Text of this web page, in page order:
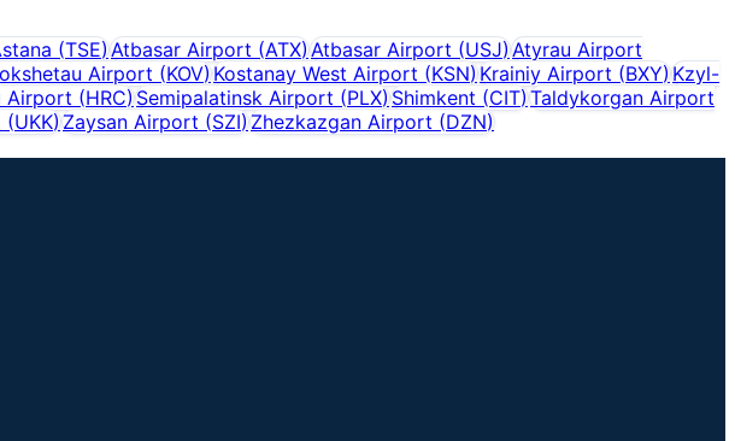
(TSE)Atbasar Airport (ATX)Atbasar Airport (USJ)Atyrau Airport
Airport (KOV) Kostanay West Airport (KSN) Krainiy Airport (BXY)Kzyl-
Airport (HRC) Semipalatinsk Airport (PLX) Shimkent (CIT) Taldykorgan Airport
(UKK) Zaysan Airport (SZI) Zhezkazgan Airport (DZN)